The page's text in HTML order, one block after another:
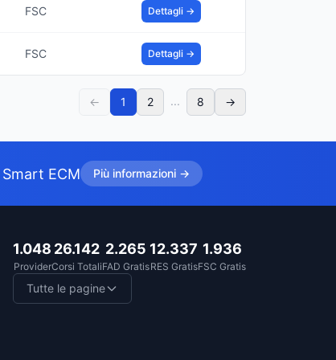
FSC Dettagli →
FSC Dettagli →
← 1 2 ... 8 →
ECM Più informazioni →
1.048
Provider
26.142
Corsi Totali
2.265
FAD Gratis
12.337
RES Gratis
1.936
FSC Gratis
Tutte le pagine